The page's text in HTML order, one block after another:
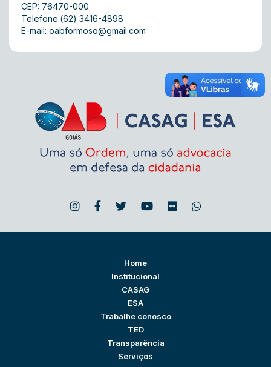
CEP: 76470-000
Telefone:(62) 3416-4898
E-mail: oabformoso@gmail.com
Home
Institucional
CASAG
ESA
Trabalhe conosco
TED
Transparência
Serviços